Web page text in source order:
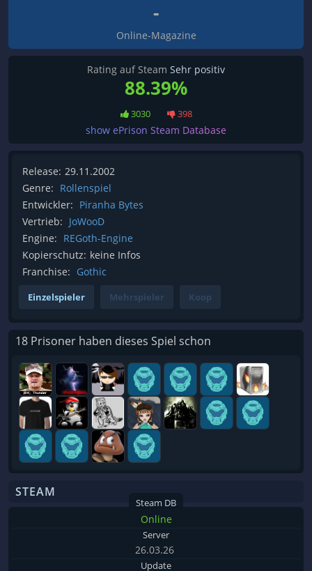
-
Online-Magazine
Rating auf Steam Sehr positiv
88.39%
3030 398
show ePrison Steam Database
Release: 29.11.2002
Genre: Rollenspiel
Entwickler: Piranha Bytes
Vertrieb: JoWooD
Engine: REGoth-Engine
Kopierschutz: keine Infos
Franchise: Gothic
Einzelspieler Mehrspieler Koop
18 Prisoner haben dieses Spiel schon
STEAM
Steam DB
Online
Server
26.03.26
Update